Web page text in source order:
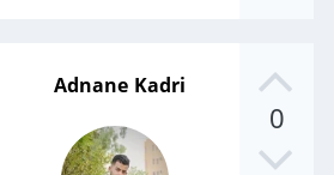
0
Adnane Kadri